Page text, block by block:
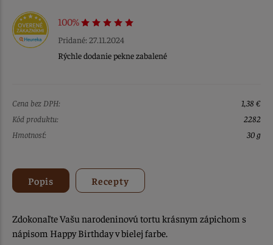
100%
Pridané: 27.11.2024
Rýchle dodanie pekne zabalené
Cena bez DPH:
1,38 €
Kód produktu:
2282
Hmotnosť:
30 g
Popis Recepty
Zdokonaľte Vašu narodeninovú tortu krásnym zápichom s
nápisom Happy Birthday v bielej farbe.